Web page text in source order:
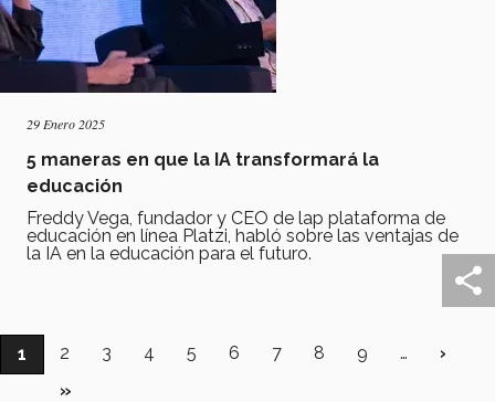
29 Enero 2025
5 maneras en que la IA transformará la
educación
Freddy Vega, fundador y CEO de lap plataforma de
educación en línea Platzi, habló sobre las ventajas de
la IA en la educación para el futuro.
Paginación
Página
actual
1 Página
2 Página
3 Página
4 Página
5 Página
6 Página
7 Página
8 Página
9 …
›
Última
»